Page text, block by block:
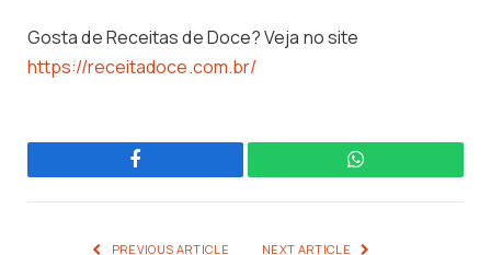
Gosta de Receitas de Doce? Veja no site
https://receitadoce.com.br/
Facebook WhatsApp
PREVIOUS ARTICLE NEXT ARTICLE